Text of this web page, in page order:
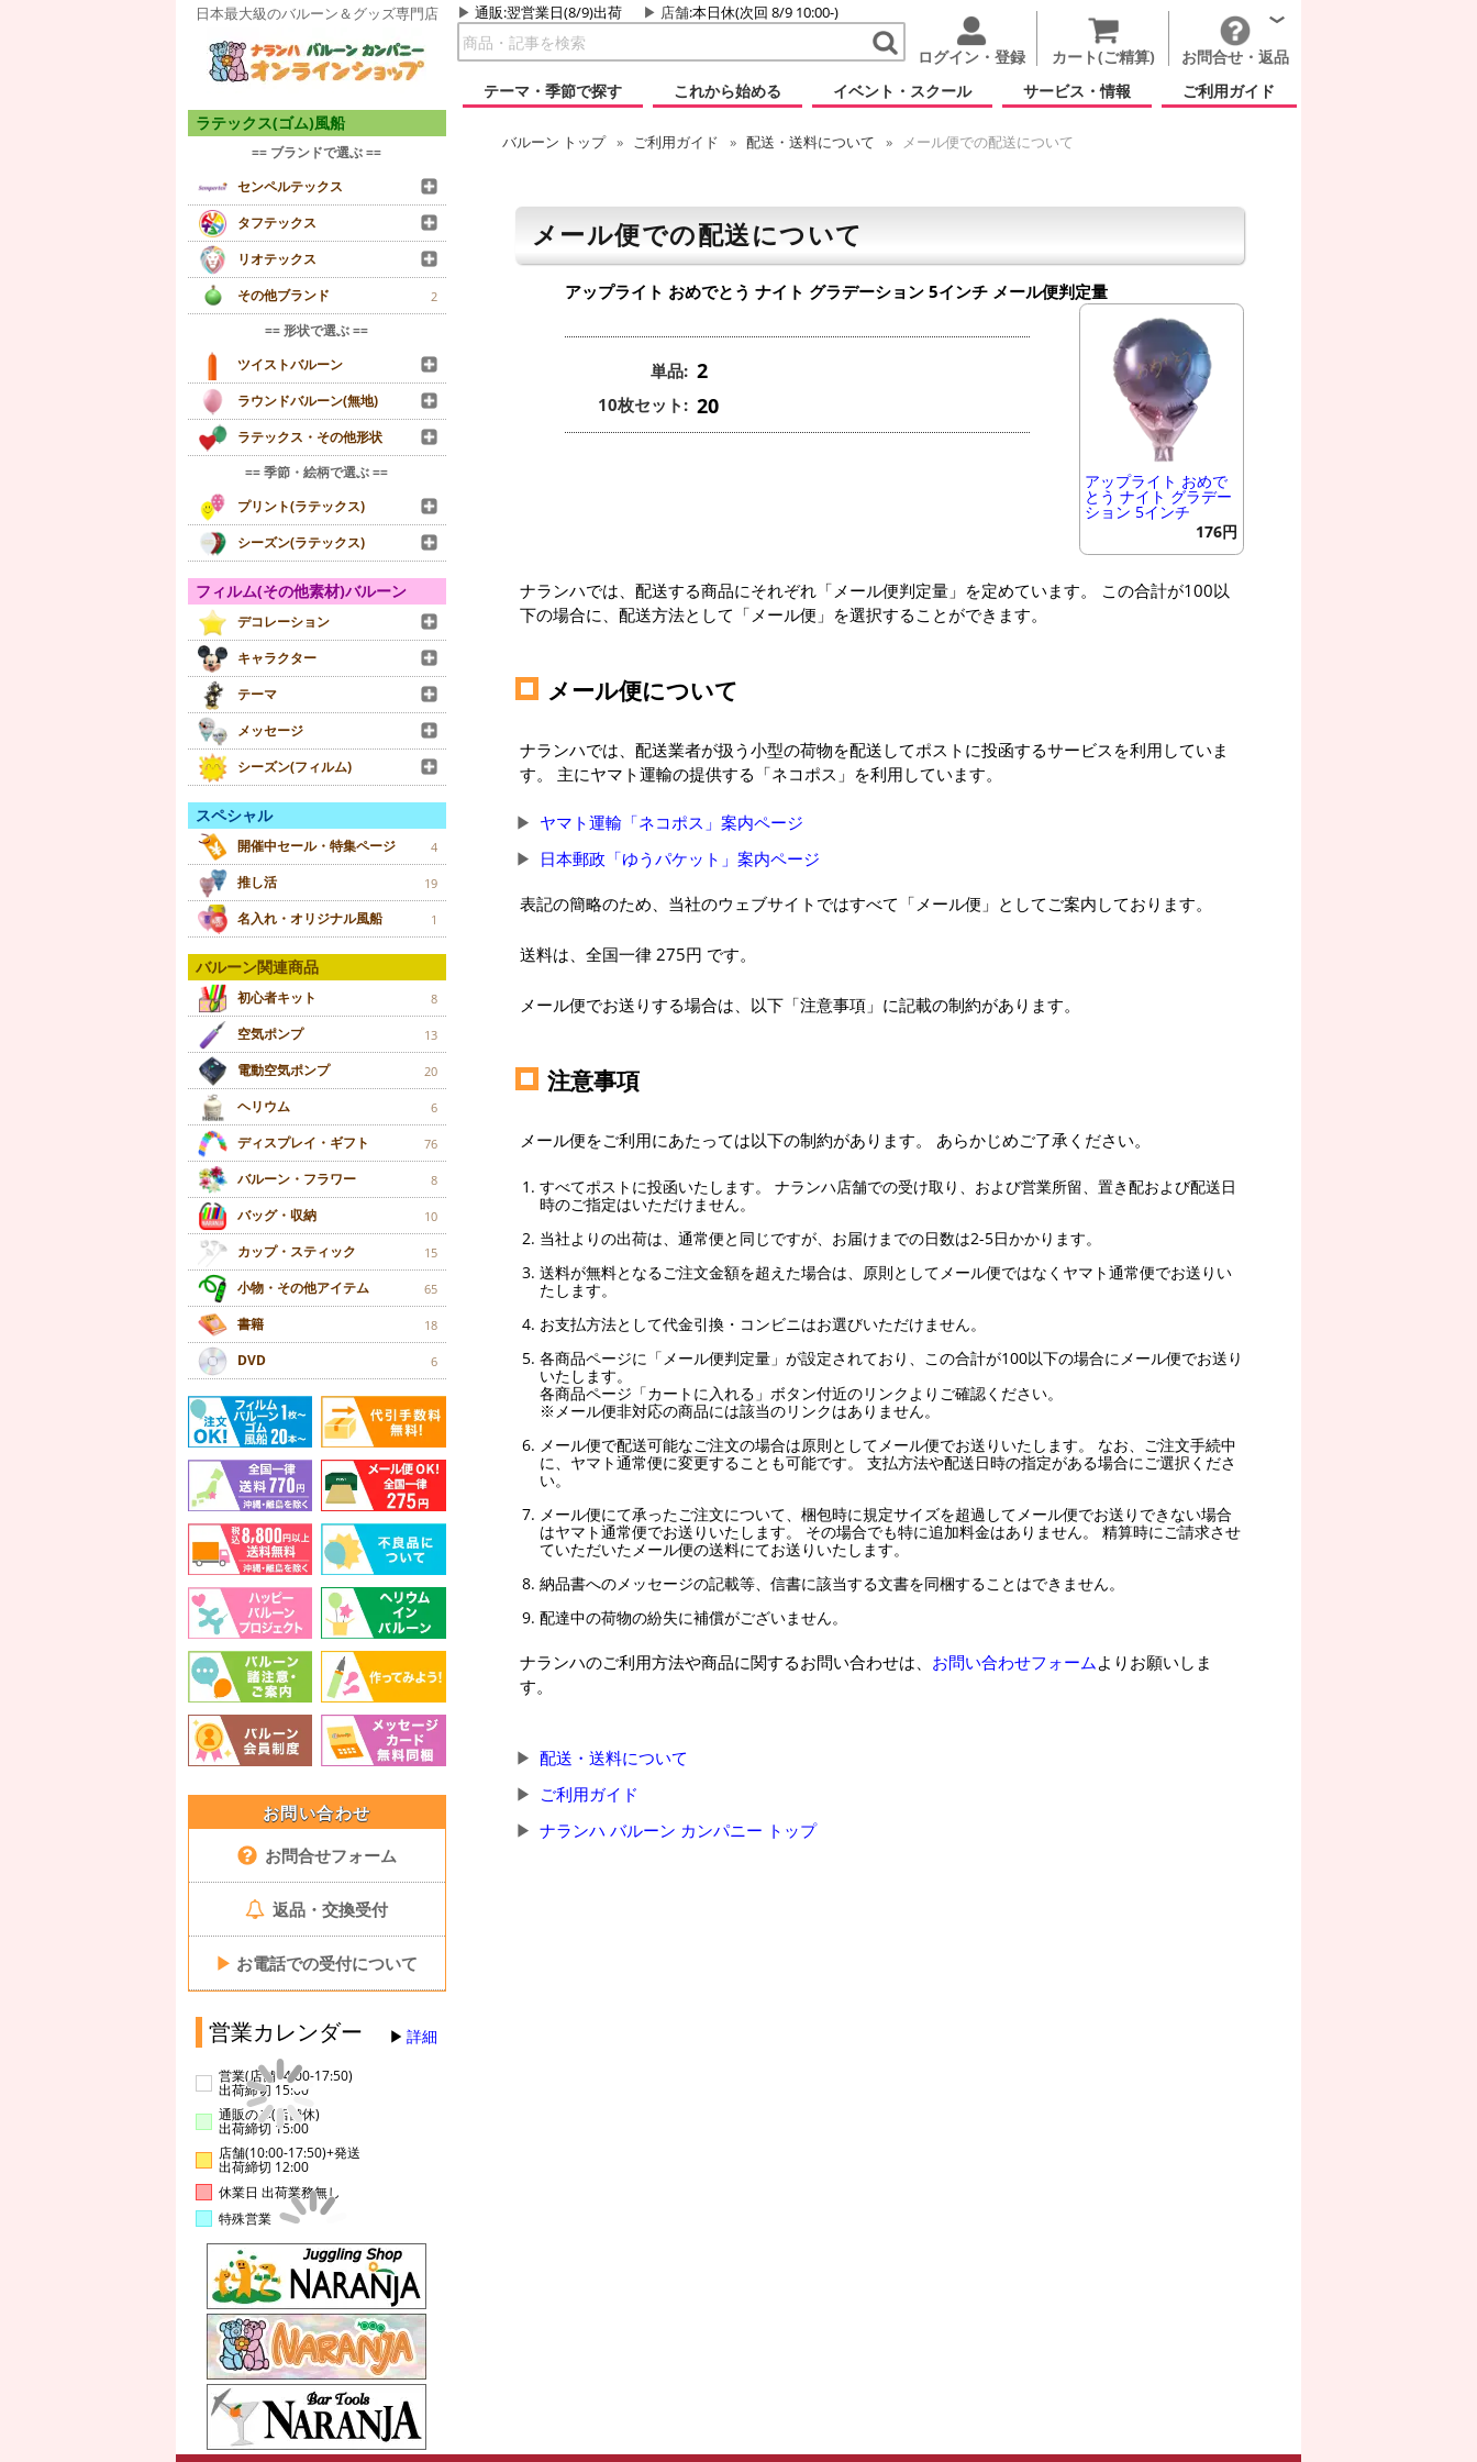
日本最大級のバルーン＆グッズ専門店 通販:翌営業日(8/9)出荷 店舗:本日休(次回 8/9 10:00-)
ログイン・登録 カート(ご精算)
お問合せ・返品
テーマ・季節で探す
これから始める イベント・スクール サービス・情報 ご利用ガイド
ラテックス(ゴム)風船
== ブランドで選ぶ ==
センペルテックス
タフテックス
リオテックス
その他ブランド
2
== 形状で選ぶ ==
ツイストバルーン
ラウンドバルーン(無地)
ラテックス・その他形状
== 季節・絵柄で選ぶ ==
プリント(ラテックス)
シーズン(ラテックス)
フィルム(その他素材)バルーン
デコレーション
キャラクター
テーマ
メッセージ
シーズン(フィルム)
スペシャル
開催中セール・特集ページ 4
推し活 19
名入れ・オリジナル風船 1
バルーン関連商品
初心者キット 8
空気ポンプ 13
電動空気ポンプ 20
ヘリウム 6
ディスプレイ・ギフト 76
バルーン・フラワー 8
バッグ・収納 10
カップ・スティック 15
小物・その他アイテム 65
書籍 18
DVD 6
お問い合わせ
お問合せフォーム
返品・交換受付
▶ お電話での受付について
営業カレンダー 詳細
営業(店舗14:00-17:50)
出荷締切 15:00
通販のみ(店舗休)
出荷締切 15:00
店舗(10:00-17:50)+発送
出荷締切 12:00
休業日 出荷業務無し
特殊営業
バルーン トップ ご利用ガイド 配送・送料について メール便での配送について
メール便での配送について
アップライト おめでとう ナイト グラデーション 5インチ メール便判定量
単品: 2
10枚セット: 20
アップライト おめで
とう ナイト グラデー
ション 5インチ
176円
ナランハでは、配送する商品にそれぞれ「メール便判定量」を定めています。 この合計が100以
下の場合に、配送方法として「メール便」を選択することができます。
メール便について
ナランハでは、配送業者が扱う小型の荷物を配送してポストに投函するサービスを利用していま
す。 主にヤマト運輸の提供する「ネコポス」を利用しています。
ヤマト運輸「ネコポス」案内ページ
日本郵政「ゆうパケット」案内ページ
表記の簡略のため、当社のウェブサイトではすべて「メール便」としてご案内しております。
送料は、全国一律 275円 です。
メール便でお送りする場合は、以下「注意事項」に記載の制約があります。
注意事項
メール便をご利用にあたっては以下の制約があります。 あらかじめご了承ください。
すべてポストに投函いたします。 ナランハ店舗での受け取り、および営業所留、置き配および配送日
時のご指定はいただけません。
当社よりの出荷は、通常便と同じですが、お届けまでの日数は2-5日かかります。
送料が無料となるご注文金額を超えた場合は、原則としてメール便ではなくヤマト通常便でお送りい
たします。
お支払方法として代金引換・コンビニはお選びいただけません。
各商品ページに「メール便判定量」が設定されており、この合計が100以下の場合にメール便でお送り
いたします。
各商品ページ「カートに入れる」ボタン付近のリンクよりご確認ください。
※メール便非対応の商品には該当のリンクはありません。
メール便で配送可能なご注文の場合は原則としてメール便でお送りいたします。 なお、ご注文手続中
に、ヤマト通常便に変更することも可能です。 支払方法や配送日時の指定がある場合にご選択くださ
い。
メール便にて承ったご注文について、梱包時に規定サイズを超過してメール便でお送りできない場合
はヤマト通常便でお送りいたします。 その場合でも特に追加料金はありません。 精算時にご請求させ
ていただいたメール便の送料にてお送りいたします。
納品書へのメッセージの記載等、信書に該当する文書を同梱することはできません。
配達中の荷物の紛失に補償がございません。
ナランハのご利用方法や商品に関するお問い合わせは、 お問い合わせフォームよりお願いしま
す。
配送・送料について
ご利用ガイド
ナランハ バルーン カンパニー トップ